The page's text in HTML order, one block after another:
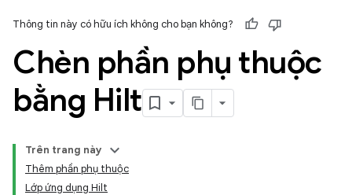
Thông tin này có hữu ích không cho bạn không?
Chèn phần phụ thuộc
bằng Hilt
Trên trang này
Thêm phần phụ thuộc
Lớp ứng dụng Hilt